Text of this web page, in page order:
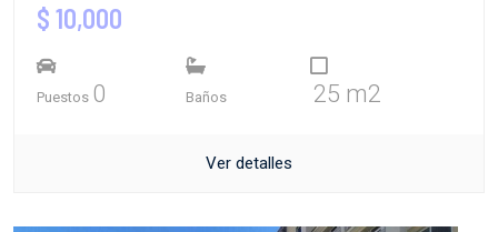
$ 10,000
Puestos 0 Baños 25 m2
Ver detalles